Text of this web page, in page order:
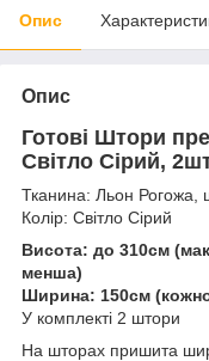
Опис
Опис
Готові Штори
Світло Сірий,
Тканина: Льон Рогожа,
Колір: Світло Сірий
Висота: до 310см
менша)
Ширина: 150см
У комплекті 2 штори
На шторах пришита